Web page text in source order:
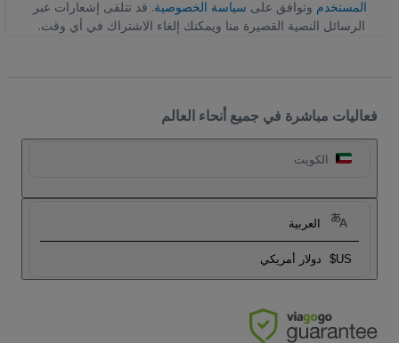
المستخدم وتوافق على سياسة الخصوصية. قد تتلقى إشعارات عبر
الرسائل النصية القصيرة منا ويمكنك إلغاء الاشتراك في أي وقت.
فعاليات مباشرة في جميع أنحاء العالم
الكويت
العربية
US$ دولار أمريكي